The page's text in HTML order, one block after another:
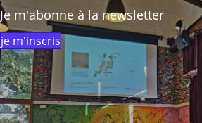
Je m'abonne à la newsletter
je m'inscris